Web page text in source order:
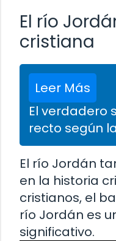
El río
cristiana
Leer Más
El verdadero
recto según
El río Jordán
en la historia
cristianos, el
río Jordán es
significativo.